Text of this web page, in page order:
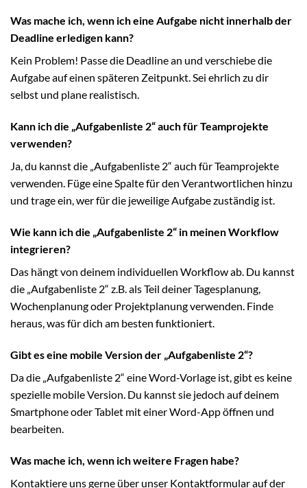
Was mache ich, wenn ich eine Aufgabe nicht innerhalb der
Deadline erledigen kann?
Kein Problem! Passe die Deadline an und verschiebe die
Aufgabe auf einen späteren Zeitpunkt. Sei ehrlich zu dir
selbst und plane realistisch.
Kann ich die „Aufgabenliste 2“ auch für Teamprojekte
verwenden?
Ja, du kannst die „Aufgabenliste 2“ auch für Teamprojekte
verwenden. Füge eine Spalte für den Verantwortlichen hinzu
und trage ein, wer für die jeweilige Aufgabe zuständig ist.
Wie kann ich die „Aufgabenliste 2“ in meinen Workflow
integrieren?
Das hängt von deinem individuellen Workflow ab. Du kannst
die „Aufgabenliste 2“ z.B. als Teil deiner Tagesplanung,
Wochenplanung oder Projektplanung verwenden. Finde
heraus, was für dich am besten funktioniert.
Gibt es eine mobile Version der „Aufgabenliste 2“?
Da die „Aufgabenliste 2“ eine Word-Vorlage ist, gibt es keine
spezielle mobile Version. Du kannst sie jedoch auf deinem
Smartphone oder Tablet mit einer Word-App öffnen und
bearbeiten.
Was mache ich, wenn ich weitere Fragen habe?
Kontaktiere uns gerne über unser Kontaktformular auf der